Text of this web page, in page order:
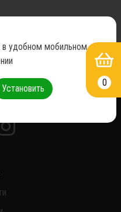
16 часов доставка по
0
удобном мобильном
Установить